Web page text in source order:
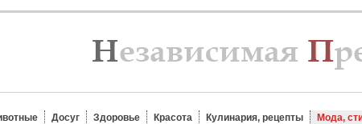
Досуг Здоровье Красота Кулинария, рецепты Мода,